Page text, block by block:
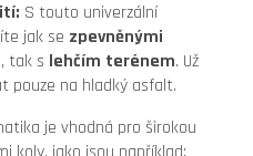
S touto univerzální
jak se zpevněnými
, tak s lehčím terénem. Už
pouze na hladký asfalt.
je vhodná pro širokou